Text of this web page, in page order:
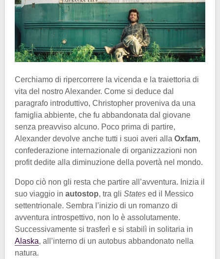
Cerchiamo di ripercorrere la vicenda e la traiettoria di
vita del nostro Alexander. Come si deduce dal
paragrafo introduttivo, Christopher proveniva da una
famiglia abbiente, che fu abbandonata dal giovane
senza preavviso alcuno. Poco prima di partire,
Alexander devolve anche tutti i suoi averi alla Oxfam,
confederazione internazionale di organizzazioni non
profit dedite alla diminuzione della povertà nel mondo.
Dopo ciò non gli resta che partire all’avventura. Inizia il
suo viaggio in autostop, tra gli States ed il Messico
settentrionale. Sembra l’inizio di un romanzo di
avventura introspettivo, non lo è assolutamente.
Successivamente si trasferì e si stabilì in solitaria in
Alaska, all’interno di un autobus abbandonato nella
natura.